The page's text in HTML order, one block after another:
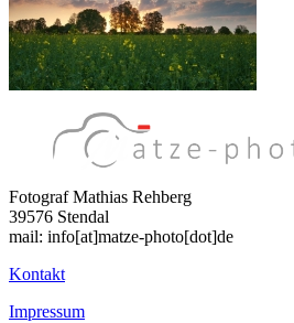
Fotograf Mathias Rehberg
39576 Stendal
mail: info[at]matze-photo[dot]de
Kontakt
Impressum